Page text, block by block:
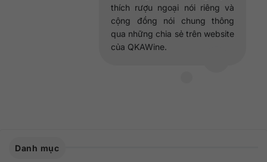
thích rượu ngoại nói riêng và
cộng đồng nói chung thông
qua những chia sẻ trên website
của QKAWine.
Danh mục